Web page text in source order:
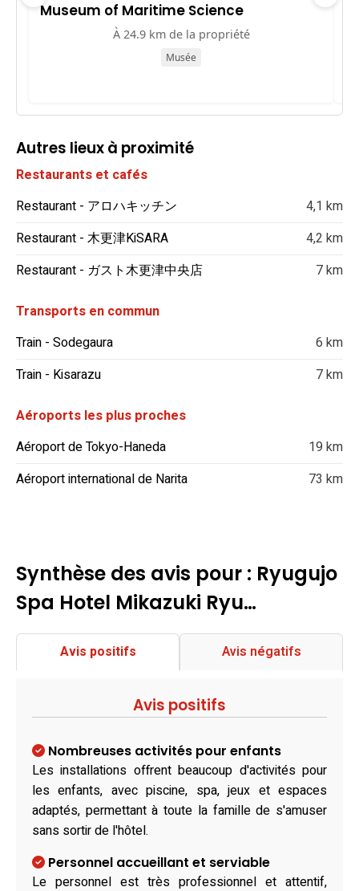
Museum of Maritime Science
À 24.9 km de la propriété
Musée
Autres lieux à proximité
Restaurants et cafés
Restaurant - アロハキッチン
4,1 km
Restaurant - 木更津KiSARA
4,2 km
Restaurant - ガスト木更津中央店
7 km
Transports en commun
Train - Sodegaura
6 km
Train - Kisarazu
7 km
Aéroports les plus proches
Aéroport de Tokyo-Haneda
19 km
Aéroport international de Narita
73 km
Synthèse des avis pour : Ryugujo
Spa Hotel Mikazuki Ryu…
Avis positifs Avis négatifs
Avis positifs
Nombreuses activités pour enfants
Les installations offrent beaucoup d'activités pour
les enfants, avec piscine, spa, jeux et espaces
adaptés, permettant à toute la famille de s'amuser
sans sortir de l'hôtel.
Personnel accueillant et serviable
Le personnel est très professionnel et attentif,